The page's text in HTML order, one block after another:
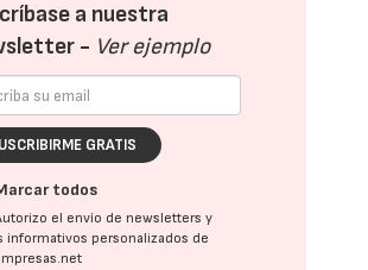
a nuestra
- Ver ejemplo
GRATIS
todos
el envío de newsletters y
informativos personalizados de